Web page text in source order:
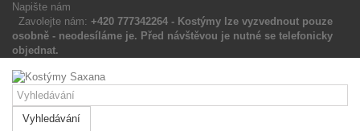
Napište nám
Zavolejte nám:+420 777342264 - Kostýmy lze vyzvednout pouze
osobně - neodesíláme je. Před návštěvou je nutné se
telefonicky objednat.
Vyhledávání